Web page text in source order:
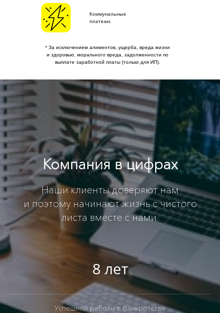
Коммунальные
платежи.
* За исключением алиментов, ущерба, вреда жизни
и здоровью, морального вреда, задолженности по
выплате заработной платы (только для ИП).
Компания в цифрах
Наши клиенты доверяют нам
и поэтому начинают жизнь с чистого
листа вместе с нами.
8 лет
Успешной работы в банкротстве